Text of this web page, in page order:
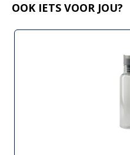
OOK IETS VOOR JOU?